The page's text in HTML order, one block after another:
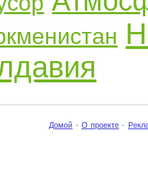
Домой · О проекте ·